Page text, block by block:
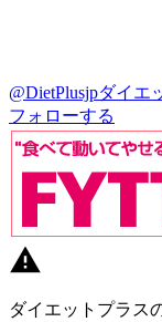
@DietPlusjpダイエ
フォローする
ダイエットプラス